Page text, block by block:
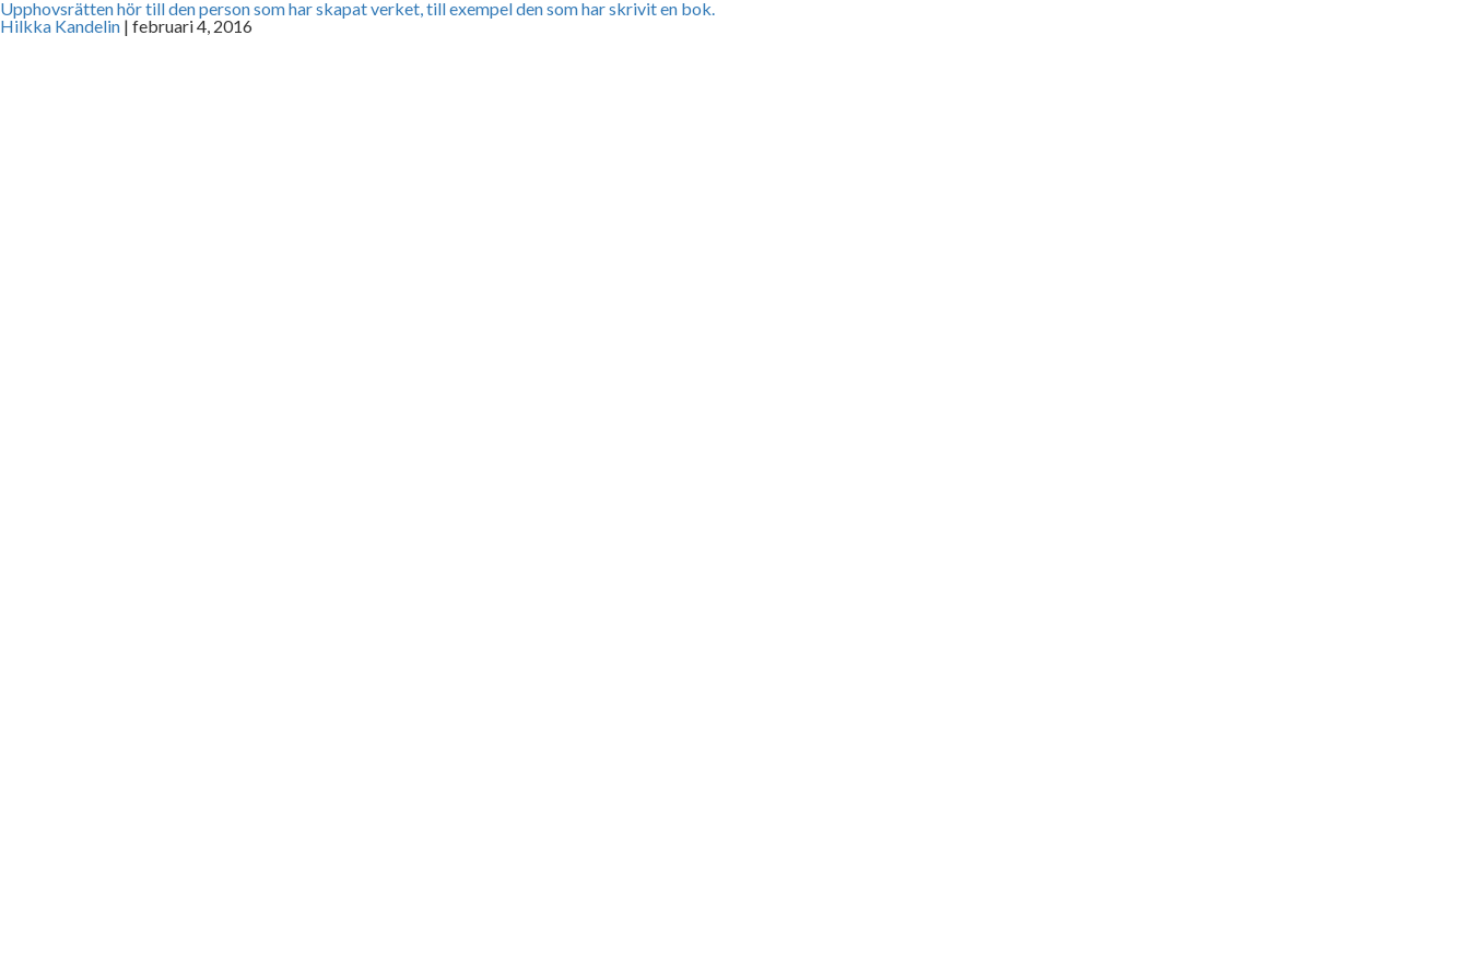
Upphovsrätten hör till den person som har skapat verket, till exempel den som har skrivit en bok.
Hilkka Kandelin | februari 4, 2016